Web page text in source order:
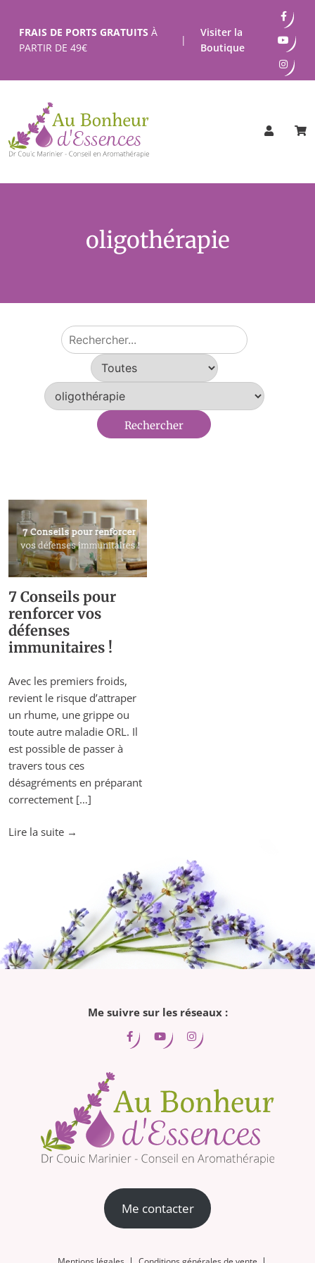
contenu
FRAIS DE PORTS GRATUITS À
PARTIR DE 49€
|
Visiter la
Boutique
oligothérapie
7 Conseils pour
renforcer vos
défenses
immunitaires !
Avec les premiers froids,
revient le risque d’attraper
un rhume, une grippe ou
toute autre maladie ORL. Il
est possible de passer à
travers tous ces
désagréments en préparant
correctement […]
Lire la suite "7
défenses
immunitaires
!"
→
Me suivre sur les réseaux :
Me contacter